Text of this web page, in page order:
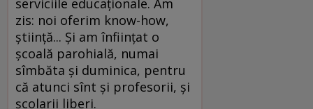
serviciile educaţionale. Am
zis: noi oferim know-how,
ştiinţă... Şi am înfiinţat o
şcoală parohială, numai
sîmbăta şi duminica, pentru
că atunci sînt şi profesorii, şi
şcolarii liberi.